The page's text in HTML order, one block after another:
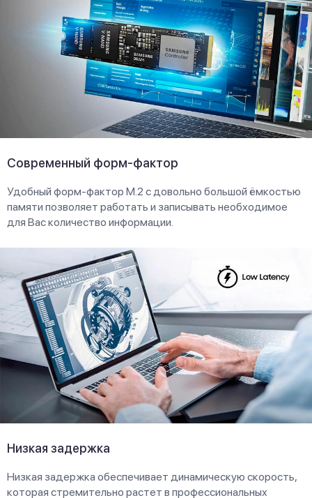
Современный форм-фактор
Удобный форм-фактор M.2 с довольно большой ёмкостью
памяти позволяет работать и записывать необходимое
для Вас количество информации.
Низкая задержка
Низкая задержка обеспечивает динамическую скорость,
которая стремительно растет в профессиональных